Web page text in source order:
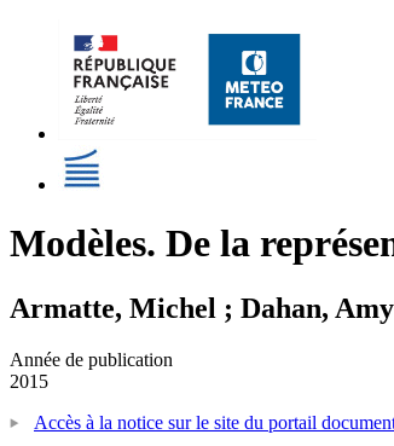
Modèles. De la
Armatte, Michel ; Dahan, Amy
Année de publication
2015
Accès à la notice sur le site du portail